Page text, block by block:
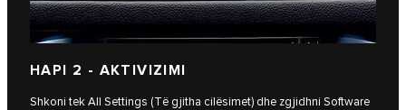
HAPI 2 - AKTIVIZIMI
Shkoni tek All Settings (Të gjitha cilësimet) dhe zgjidhni Software